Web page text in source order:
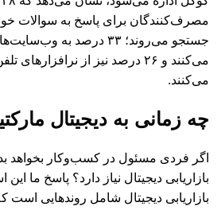
مصرف‌کنندگان برای پاسخ به سوالات
جستجو می‌روند؛ ۳۳ درصد به
می‌کنند و ۲۶ درصد نیز از
می‌کنند.
چه زمانی به دیجیتال
اگر فردی مسئول در کسب‌وکار بخواهد
بازاریابی دیجیتال نیاز دارد؟ پاسخ ما
بازاریابی دیجیتال شامل روندهایی است